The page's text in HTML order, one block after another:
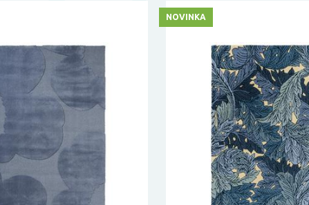
NOVINKA